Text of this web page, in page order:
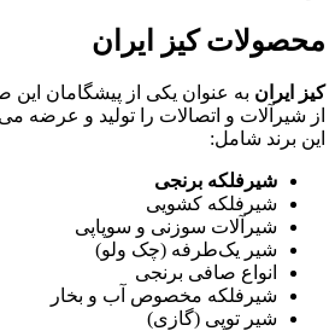
محصولات کیز ایران
کیز ایران به عنوان یکی از پیشگامان
از شیرآلات و اتصالات را تولید و عرضه
این برند شامل:
شیرفلکه برنجی
شیرفلکه کشویی
شیرآلات سوزنی و سوپاپی
شیر یک‌طرفه (چک ولو)
انواع صافی برنجی
شیرفلکه مخصوص آب و بخار
شیر توپی (گازی)